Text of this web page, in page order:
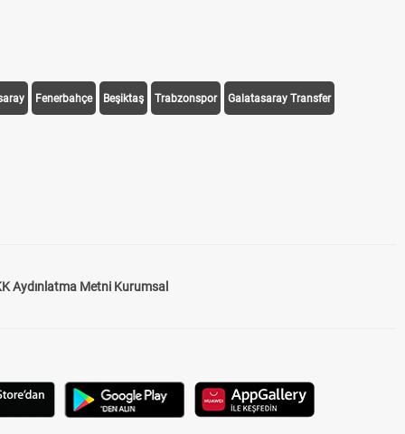
Fenerbahçe Beşiktaş Trabzonspor Galatasaray Transfer
Aydınlatma Metni Kurumsal